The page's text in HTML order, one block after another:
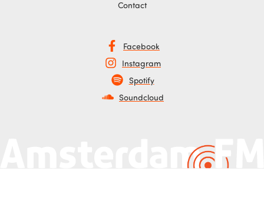
Contact
Facebook
Instagram
Spotify
Soundcloud